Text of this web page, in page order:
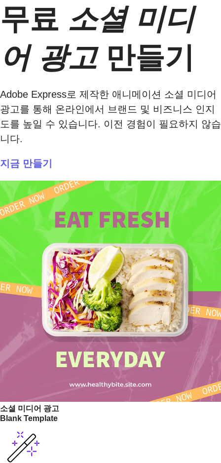
무료 소셜 미디
어 광고만들기
Adobe Express로 제작한 애니메이션 소셜 미디어
광고를 통해 온라인에서 브랜드 및 비즈니스 인지
도를 높일 수 있습니다. 이전 경험이 필요하지 않습
니다.
지금 만들기
소셜 미디어 광고
Blank Template